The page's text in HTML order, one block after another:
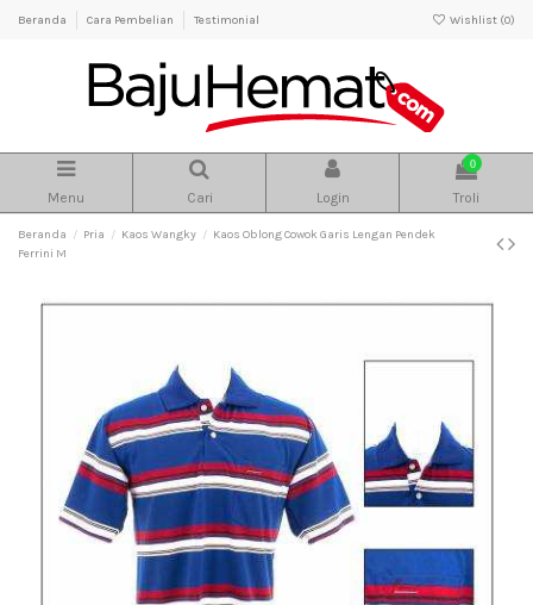
Beranda Cara Pembelian Testimonial Wishlist (0)
Menu Cari Login
0
Troli
Beranda Pria Kaos Wangky
Kaos Oblong Cowok Garis Lengan Pendek
Ferrini M